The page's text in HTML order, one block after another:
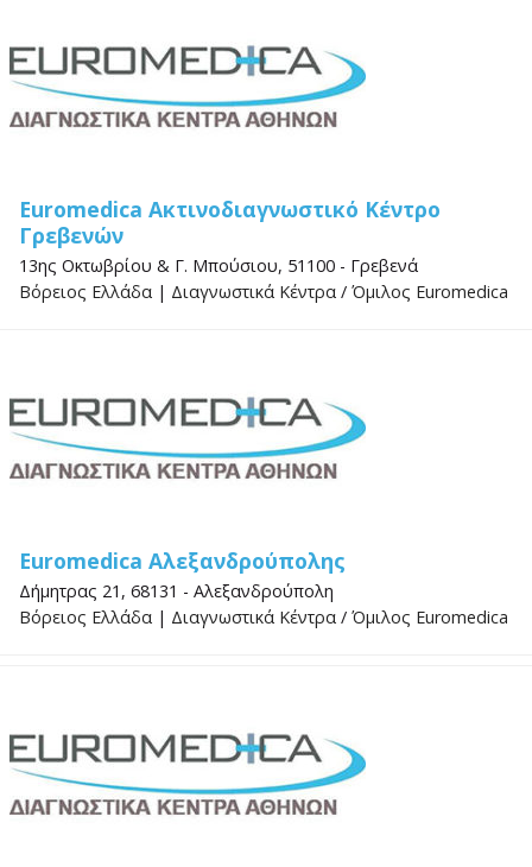
Euromedica Ακτινοδιαγνωστικό Κέντρο
Γρεβενών
13ης Οκτωβρίου & Γ. Μπούσιου, 51100 - Γρεβενά
Βόρειος Ελλάδα | Διαγνωστικά Κέντρα / Όμιλος Euromedica
Euromedica Αλεξανδρούπολης
Δήμητρας 21, 68131 - Αλεξανδρούπολη
Βόρειος Ελλάδα | Διαγνωστικά Κέντρα / Όμιλος Euromedica